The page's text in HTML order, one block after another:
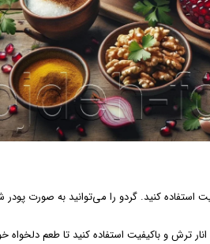
استفاده کنید. گردو را می‌توانید به صورت
ترش و باکیفیت استفاده کنید تا طعم دلخواه